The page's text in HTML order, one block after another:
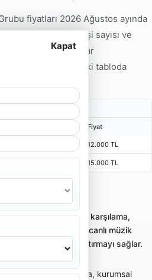
Kapat
fiyatları 2026 Ağustos ayında
Hizmet tipi, ekip kişi sayısı ve
15.000 TL'ye kadar
örneklerini aşağıdaki tabloda
Fiyat
12.000 TL
15.000 TL
Müzik Grubu
nikah, kokteyl, karşılama,
özel etkinliklerde zarif canlı müzik
ekipleri karşılaştırmayı sağlar.
kokteyl, karşılama, kurumsal